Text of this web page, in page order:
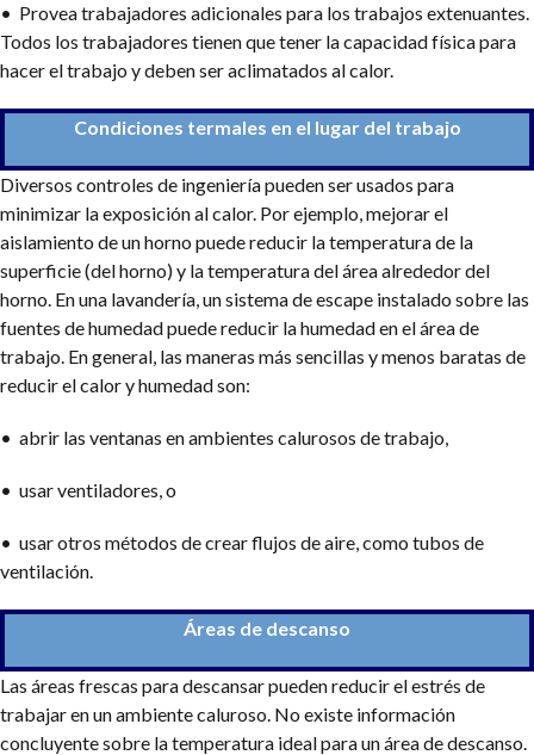
• Provea trabajadores adicionales para los trabajos extenuantes.
Todos los trabajadores tienen que tener la capacidad física para
hacer el trabajo y deben ser aclimatados al calor.
Condiciones termales en el lugar del trabajo
Diversos controles de ingeniería pueden ser usados para
minimizar la exposición al calor. Por ejemplo, mejorar el
aislamiento de un horno puede reducir la temperatura de la
superficie (del horno) y la temperatura del área alrededor del
horno. En una lavandería, un sistema de escape instalado sobre las
fuentes de humedad puede reducir la humedad en el área de
trabajo. En general, las maneras más sencillas y menos baratas de
reducir el calor y humedad son:
• abrir las ventanas en ambientes calurosos de trabajo,
• usar ventiladores, o
• usar otros métodos de crear flujos de aire, como tubos de
ventilación.
Áreas de descanso
Las áreas frescas para descansar pueden reducir el estrés de
trabajar en un ambiente caluroso. No existe información
concluyente sobre la temperatura ideal para un área de descanso.